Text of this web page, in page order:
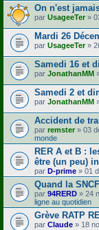
On n'est
par UsageeTer »
Mardi 26
par UsageeTer»
Samedi 16 et
par JonathanMM
Samedi 2 et
par JonathanMM
Accident de
par remster » 03
monde
RER A et B :
être (un peu)
par D-prime » 01
Quand la
par 94RERD » 24
ligne au quotidien
Grève RATP
par Claude » 18